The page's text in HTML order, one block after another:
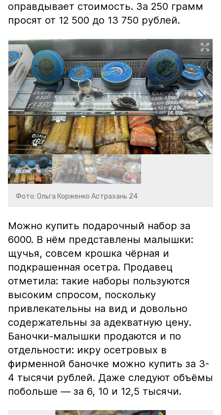
оправдывает стоимость. За 250 грамм
просят от 12 500 до 13 750 рублей.
Фото: Ольга Корженко Астрахань 24
Можно купить подарочный набор за
6000. В нём представлены малышки:
щучья, совсем крошка чёрная и
подкрашенная осетра. Продавец
отметила: такие наборы пользуются
высоким спросом, поскольку
привлекательны на вид и довольно
содержательны за адекватную цену.
Баночки-малышки продаются и по
отдельности: икру осетровых в
фирменной баночке можно купить за 3-
4 тысячи рублей. Даже следуют объёмы
побольше — за 6, 10 и 12,5 тысячи.